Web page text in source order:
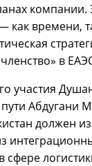
компании.
как времени,
в
участия
Абдугани
должен